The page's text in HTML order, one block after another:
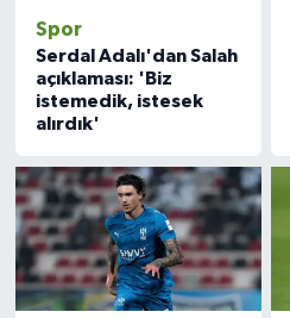
Spor
Serdal Adalı'dan Salah
açıklaması: 'Biz
istemedik, istesek
alırdık'